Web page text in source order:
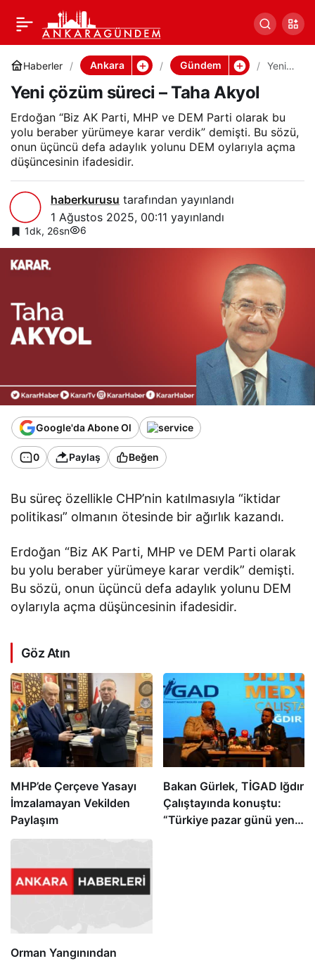
Haberler Ankara Gündem
Yeni
– Taha
Akyol
Yeni çözüm süreci – Taha Akyol
Erdoğan “Biz AK Parti, MHP ve DEM Parti olarak bu
yolu beraber yürümeye karar verdik” demişti. Bu sözü,
onun üçüncü defa adaylık yolunu DEM oylarıyla açma
düşüncesinin ifadesidir.
haberkurusu tarafından yayınlandı
1 Ağustos 2025, 00:11 yayınlandı
1dk, 26sn 6
Google'da Abone Ol
0 Paylaş Beğen
Bu süreç özellikle CHP’nin katılmasıyla “iktidar
politikası” olmanın ötesinde bir ağırlık kazandı.
Erdoğan “Biz AK Parti, MHP ve DEM Parti olarak
bu yolu beraber yürümeye karar verdik” demişti.
Bu sözü, onun üçüncü defa adaylık yolunu DEM
oylarıyla açma düşüncesinin ifadesidir.
Göz Atın
MHP’de Çerçeve Yasayı
İmzalamayan Vekilden
Paylaşım
Bakan Gürlek, TİGAD Iğdır
Çalıştayında konuştu:
“Türkiye pazar günü yeni
Orman Yangınından
Yeni çözüm süreci – Taha
Akyol
0 Paylaş